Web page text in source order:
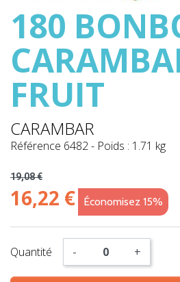
180
FRUIT
CARAMBAR
Référence 6482- Poids : 1.71 kg
19,08 €
16,22 € Économisez 15%
Quantité - +